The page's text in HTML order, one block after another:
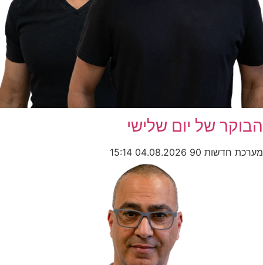
הבוקר של יום שלישי
מערכת חדשות 90 04.08.2026
15:14